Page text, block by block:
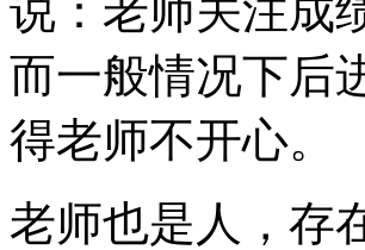
说：老师关注成
而一般情况下后
得老师不开心。
老师也是人，存